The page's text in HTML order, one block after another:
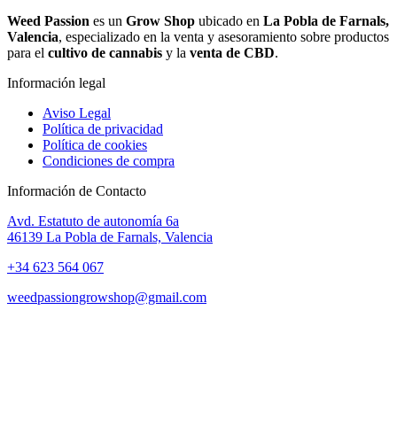
Weed Passion es un Grow Shop ubicado en La Pobla de Farnals,
Valencia, especializado en la venta y asesoramiento sobre productos
para el cultivo de cannabis y la venta de CBD.
Información legal
Aviso Legal
Política de privacidad
Política de cookies
Condiciones de compra
Información de Contacto
Avd. Estatuto de autonomía 6a
46139 La Pobla de Farnals, Valencia
+34 623 564 067
weedpassiongrowshop@gmail.com